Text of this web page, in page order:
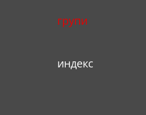
групи
индекс